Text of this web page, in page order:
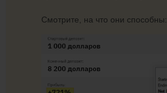
Смотрите, на что они способны: